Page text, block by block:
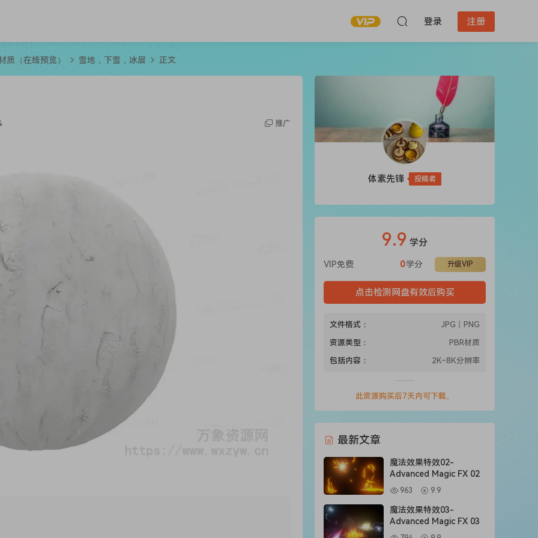
登录 注册
质（在线预览） 雪地，下雪，冰层 正文
推广
体素先锋 投稿者
9.9 学分
VIP免费 升级VIP
0学分
点击检测网盘有效后购买
文件格式：
JPG丨PNG
资源类型：
PBR材质
包括内容：
2K~8K分辨率
此资源购买后7天内可下载。
最新文章
魔法效果特效02-
Advanced Magic FX 02
963 9.9
魔法效果特效03-
Advanced Magic FX 03